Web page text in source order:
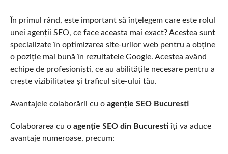
În primul rând, este important să înțelegem care este rolul
unei agenții SEO, ce face aceasta mai exact? Acestea sunt
specializate în optimizarea site-urilor web pentru a obține
o poziție mai bună în rezultatele Google. Acestea având
echipe de profesioniști, ce au abilitățile necesare pentru a
crește vizibilitatea și traficul site-ului tău.
Avantajele colaborării cu o agenție SEO Bucuresti
Colaborarea cu o agenție SEO din Bucurestiîți va aduce
avantaje numeroase, precum: